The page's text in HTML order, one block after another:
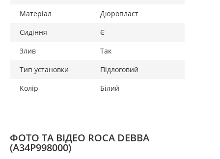
Матеріал
Дюропласт
Сидіння
Є
Злив
Так
Тип установки
Підлоговий
Колір
Білий
ФОТО ТА ВІДЕО ROCA DEBBA
(A34P998000)